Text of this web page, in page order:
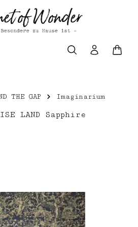
THE GAP Imaginarium
LAND Sapphire